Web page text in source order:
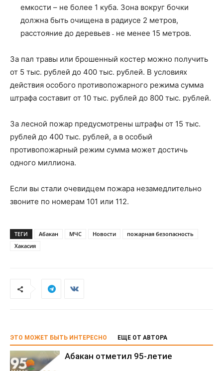
емкости – не более 1 куба. Зона вокруг бочки
должна быть очищена в радиусе 2 метров,
расстояние до деревьев ˗ не менее 15 метров.
За пал травы или брошенный костер можно получить
от 5 тыс. рублей до 400 тыс. рублей. В условиях
действия особого противопожарного режима сумма
штрафа составит от 10 тыс. рублей до 800 тыс. рублей.
За лесной пожар предусмотрены штрафы от 15 тыс.
рублей до 400 тыс. рублей, а в особый
противопожарный режим сумма может достичь
одного миллиона.
Если вы стали очевидцем пожара незамедлительно
звоните по номерам 101 или 112.
ТЕГИ Абакан МЧС Новости
пожарная безопасность
Хакасия
ЭТО МОЖЕТ БЫТЬ ИНТЕРЕСНО ЕЩЕ ОТ АВТОРА
Абакан отметил 95-летие